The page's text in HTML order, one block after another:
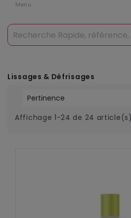
Menu
Lissages & Défrisages
Pertinence
Affichage 1-24 de 24 article(s)